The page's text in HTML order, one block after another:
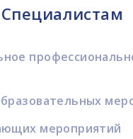
Специалистам
мероприятий